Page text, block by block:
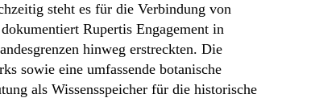
steht es für die Verbindung von
Rupertis Engagement in
hinweg erstreckten. Die
sowie eine umfassende botanische
als Wissensspeicher für die historische